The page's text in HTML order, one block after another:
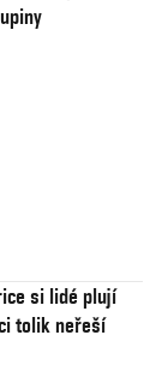
si lidé plují
tolik neřeší